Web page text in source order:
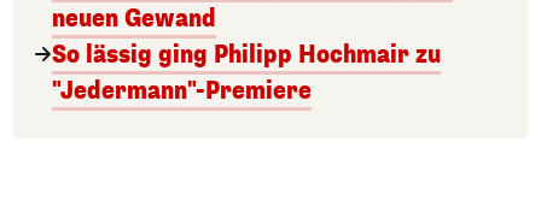
neuen Gewand
So lässig ging Philipp Hochmair zu
"Jedermann"-Premiere